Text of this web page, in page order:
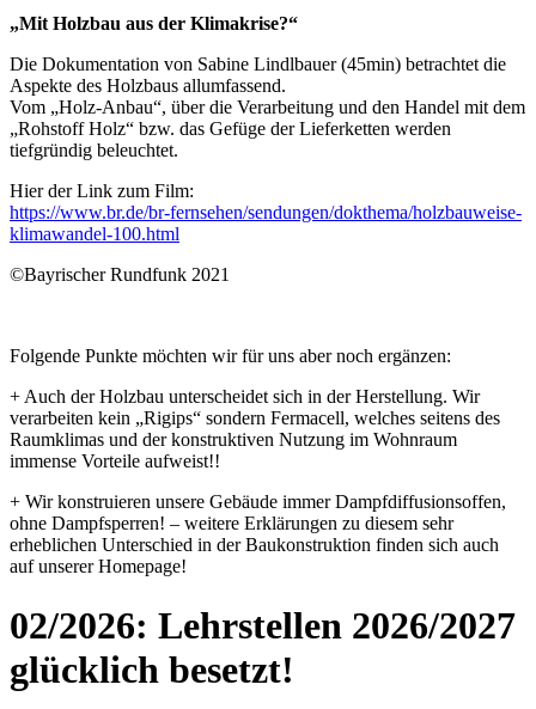
„Mit Holzbau aus der Klimakrise?“
Die Dokumentation von Sabine Lindlbauer (45min) betrachtet die
Aspekte des Holzbaus allumfassend.
Vom „Holz-Anbau“, über die Verarbeitung und den Handel mit dem
„Rohstoff Holz“ bzw. das Gefüge der Lieferketten werden
tiefgründig beleuchtet.
Hier der Link zum Film:
https://www.br.de/br-fernsehen/sendungen/dokthema/holzbauweise-
klimawandel-100.html
©Bayrischer Rundfunk 2021
Folgende Punkte möchten wir für uns aber noch ergänzen:
+ Auch der Holzbau unterscheidet sich in der Herstellung. Wir
verarbeiten kein „Rigips“ sondern Fermacell, welches seitens des
Raumklimas und der konstruktiven Nutzung im Wohnraum
immense Vorteile aufweist!!
+ Wir konstruieren unsere Gebäude immer Dampfdiffusionsoffen,
ohne Dampfsperren! – weitere Erklärungen zu diesem sehr
erheblichen Unterschied in der Baukonstruktion finden sich auch
auf unserer Homepage!
02/2026: Lehrstellen 2026/2027
glücklich besetzt!